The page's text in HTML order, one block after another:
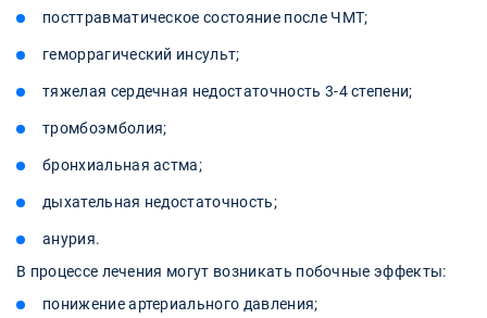
посттравматическое состояние после ЧМТ;
геморрагический инсульт;
тяжелая сердечная недостаточность 3-4 степени;
тромбоэмболия;
бронхиальная астма;
дыхательная недостаточность;
анурия.
В процессе лечения могут возникать побочные эффекты:
понижение артериального давления;